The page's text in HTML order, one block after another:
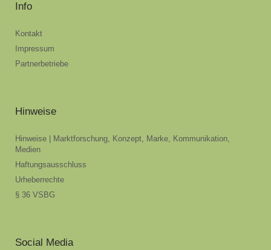
Info
Kontakt
Impressum
Partnerbetriebe
Hinweise
Hinweise | Marktforschung, Konzept, Marke, Kommunikation,
Medien
Haftungsausschluss
Urheberrechte
§ 36 VSBG
Social Media